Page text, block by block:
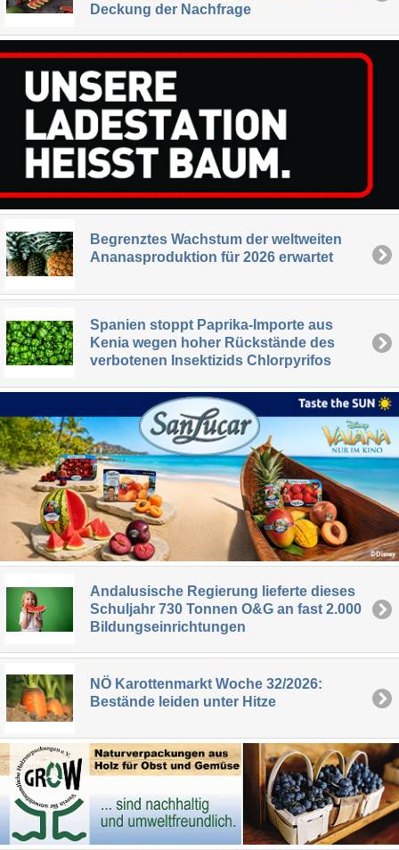
Deckung der Nachfrage
Begrenztes Wachstum der weltweiten
Ananasproduktion für 2026 erwartet
Spanien stoppt Paprika-Importe aus
Kenia wegen hoher Rückstände des
verbotenen Insektizids Chlorpyrifos
Andalusische Regierung lieferte dieses
Schuljahr 730 Tonnen O&G an fast 2.000
Bildungseinrichtungen
NÖ Karottenmarkt Woche 32/2026:
Bestände leiden unter Hitze